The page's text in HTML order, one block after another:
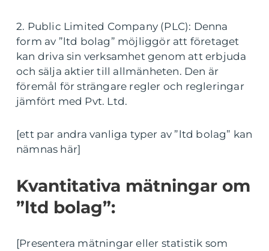
2. Public Limited Company (PLC): Denna
form av ”ltd bolag” möjliggör att företaget
kan driva sin verksamhet genom att erbjuda
och sälja aktier till allmänheten. Den är
föremål för strängare regler och regleringar
jämfört med Pvt. Ltd.
[ett par andra vanliga typer av ”ltd bolag” kan
nämnas här]
Kvantitativa mätningar om
”ltd bolag”:
[Presentera mätningar eller statistik som